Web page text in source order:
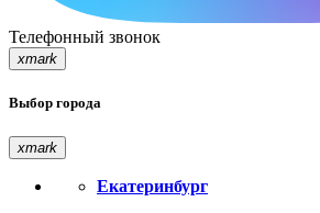
Телефонный звонок
xmark
Выбор города
xmark
Екатеринбург